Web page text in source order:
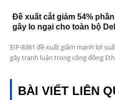
Đề xuất cắt giảm 54%
gây lo ngại cho toàn bộ
EIP-8361 đề xuất giảm mạnh lợi
gây tranh luận trong cộng đồng
BÀI VIẾT LIÊN